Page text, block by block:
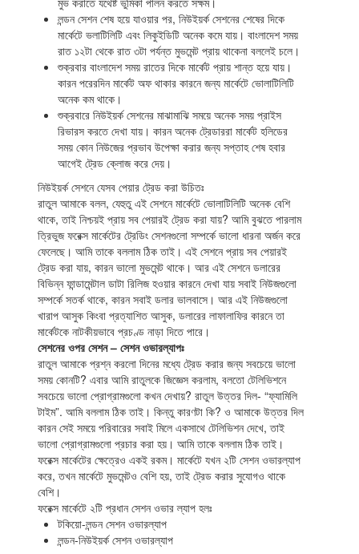
লন্ডন সেশন শেষ হয়ে যাওয়ার পর, নিউইয়র্ক সেশনের শেষের দিকে
মার্কেটে ভলাটিলিটি এবং লিকুইডিটি অনেক কমে যায়। বাংলাদেশ সময়
রাত ১২টা থেকে রাত ৩টা পর্যন্ত মুভমেন্ট প্রায় থাকেনা বললেই চলে।
শুক্রবার বাংলাদেশ সময় রাতের দিকে মার্কেট প্রায় শান্ত হয়ে যায়।
কারন পরেরদিন মার্কেট অফ থাকার কারনে জন্য মার্কেটে ভোলাটিলিটি
অনেক কম থাকে।
শুক্রবারে নিউইয়র্ক সেশনের মাঝামাঝি সময়ে অনেক সময় প্রাইস
রিভারস করতে দেখা যায়। কারন অনেক ট্রেডাররা মার্কেট হলিডের
সময় কোন নিউজের প্রভাব উপেক্ষা করার জন্য সপ্তাহ শেষ হবার
আগেই ট্রেড ক্লোজ করে দেয়।
নিউইয়র্ক সেশনে যেসব পেয়ার ট্রেড করা উচিতঃ
রাতুল আমাকে বলল, যেহুতু এই সেশনে মার্কেটে ভোলাটিলিটি অনেক বেশি
থাকে, তাই নিশ্চয়ই প্রায় সব পেয়ারই ট্রেড করা যায়? আমি বুঝতে পারলাম
ত্রিভুজ ফরেক্স মার্কেটের ট্রেডিং সেশনগুলো সম্পর্কে ভালো ধারনা অর্জন করে
ফেলেছে। আমি তাকে বললাম ঠিক তাই। এই সেশনে প্রায় সব পেয়ারই
ট্রেড করা যায়, কারন ভালো মুভমেন্ট থাকে। আর এই সেশনে ডলারের
বিভিন্ন ফান্ডামেন্টাল ডাটা রিলিজ হওয়ার কারনে দেখা যায় সবাই নিউজগুলো
সম্পর্কে সতর্ক থাকে, কারন সবাই ডলার ভালবাসে। আর এই নিউজগুলো
খারাপ আসুক কিংবা প্রত্যাশিত আসুক, ডলারের লাফালাফির কারনে তা
মার্কেটকে নাটকীয়ভাবে প্রচণ্ড নাড়া দিতে পারে।
সেশনের ওপর সেশন – সেশন ওভারল্যাপঃ
রাতুল আমাকে প্রশ্ন করলো দিনের মধ্যে ট্রেড করার জন্য সবচেয়ে ভালো
সময় কোনটি? এবার আমি রাতুলকে জিজ্ঞেস করলাম, বলতো টেলিভিশনে
সবচেয়ে ভালো প্রোগ্রামগুলো কখন দেখায়? রাতুল উত্তর দিল- “ফ্যামিলি
টাইম”. আমি বললাম ঠিক তাই। কিন্তু কারণটা কি? ও আমাকে উত্তর দিল
কারন সেই সময়ে পরিবারের সবাই মিলে একসাথে টেলিভিশন দেখে, তাই
ভালো প্রোগ্রামগুলো প্রচার করা হয়। আমি তাকে বললাম ঠিক তাই।
ফরেক্স মার্কেটের ক্ষেত্রেও একই রকম। মার্কেটে যখন ২টি সেশন ওভারল্যাপ
করে, তখন মার্কেটে মুভমেন্টও বেশি হয়, তাই ট্রেড করার সুযোগও থাকে
বেশি।
ফরেক্স মার্কেটে ২টি প্রধান সেশন ওভার ল্যাপ হলঃ
টকিয়ো-লন্ডন সেশন ওভারল্যাপ
লন্ডন-নিউইয়র্ক সেশন ওভারল্যাপ